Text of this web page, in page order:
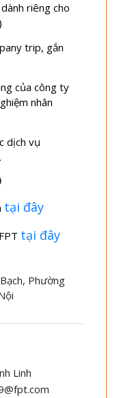
riêng cho
trip, gắn
của công ty
nhân
dịch vụ
tại đây
tại đây
Phường
Linh